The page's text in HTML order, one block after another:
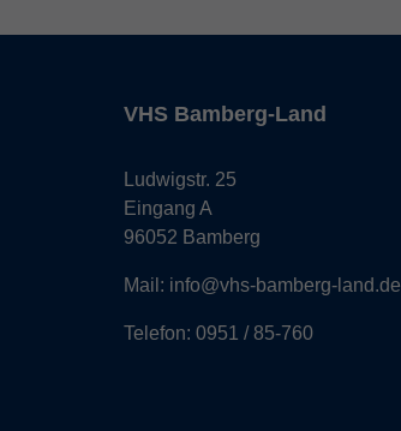
VHS Bamberg-Land
Ludwigstr. 25
Eingang A
96052 Bamberg
Mail: info@vhs-bamberg-land.de
Telefon: 0951 / 85-760